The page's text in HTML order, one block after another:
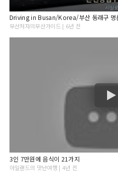
Driving in Busan/Korea/부산 동래구 명
부산처자의부산가이드 | 6년 전
3인 7만원에 음식이 21가지
아일랜드의 맛난여행 | 4년 전